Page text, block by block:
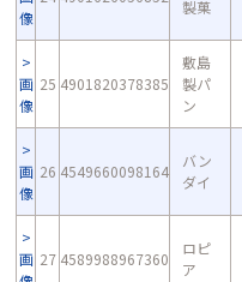
像
製菓
画
像
25 4901820378385
敷島
製パ
ン
画
像
26 4549660098164
バン
ダイ
画 27 4589988967360
ロピ
ア